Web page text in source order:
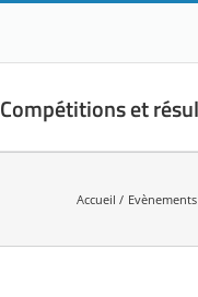
Compétitions et
Accueil